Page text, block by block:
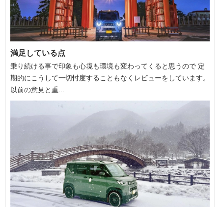
満足している点
乗り続ける事で印象も心境も環境も変わってくると思うので 定
期的にこうして一切忖度することもなくレビューをしています。
以前の意見と重...